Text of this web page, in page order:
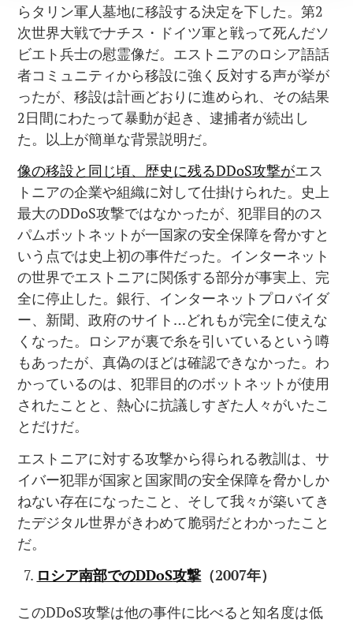
らタリン軍人墓地に移設する決定を下した。第2
次世界大戦でナチス・ドイツ軍と戦って死んだソ
ビエト兵士の慰霊像だ。エストニアのロシア語話
者コミュニティから移設に強く反対する声が挙が
ったが、移設は計画どおりに進められ、その結果
2日間にわたって暴動が起き、逮捕者が続出し
た。以上が簡単な背景説明だ。
像の移設と同じ頃、歴史に残るDDoS攻撃がエス
トニアの企業や組織に対して仕掛けられた。史上
最大のDDoS攻撃ではなかったが、犯罪目的のス
パムボットネットが一国家の安全保障を脅かすと
いう点では史上初の事件だった。インターネット
の世界でエストニアに関係する部分が事実上、完
全に停止した。銀行、インターネットプロバイダ
ー、新聞、政府のサイト…どれもが完全に使えな
くなった。ロシアが裏で糸を引いているという噂
もあったが、真偽のほどは確認できなかった。わ
かっているのは、犯罪目的のボットネットが使用
されたことと、熱心に抗議しすぎた人々がいたこ
とだけだ。
エストニアに対する攻撃から得られる教訓は、サ
イバー犯罪が国家と国家間の安全保障を脅かしか
ねない存在になったこと、そして我々が築いてき
たデジタル世界がきわめて脆弱だとわかったこと
だ。
ロシア南部でのDDoS攻撃 （2007年）
このDDoS攻撃は他の事件に比べると知名度は低